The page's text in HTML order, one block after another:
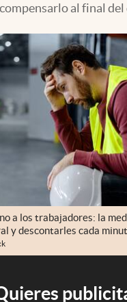
al final del
a los trabajadores: la
y descontarles cada